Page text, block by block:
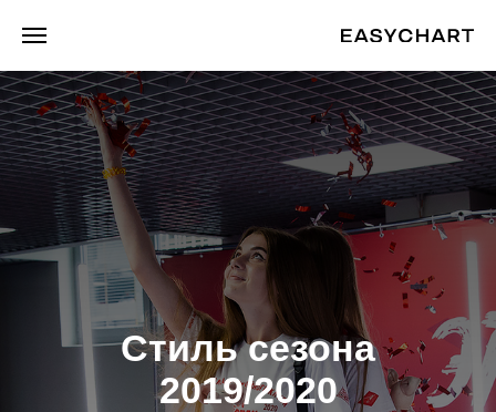
Стиль сезона
2019/2020